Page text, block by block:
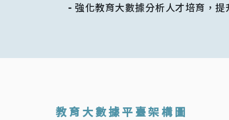
- 強化教育大數據分析人才培育，
教育大數據平臺架構圖